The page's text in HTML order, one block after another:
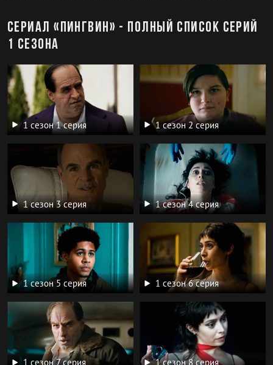
Сериал «Пингвин» - полный список серий
1 сезона
1 сезон 1 серия 1 сезон 2 серия
1 сезон 3 серия 1 сезон 4 серия
1 сезон 5 серия 1 сезон 6 серия
1 сезон 7 серия 1 сезон 8 серия